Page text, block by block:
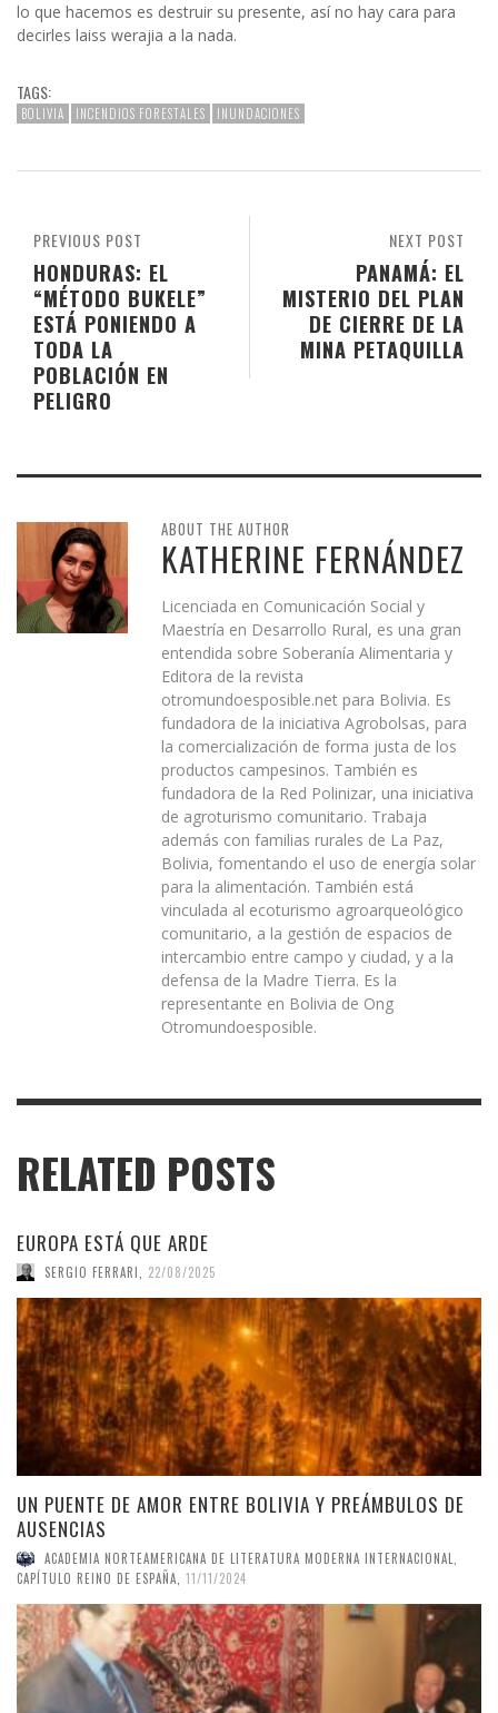
lo que hacemos es destruir su presente, así no hay cara para
decirles laiss werajia a la nada.
TAGS:
BOLIVIA INCENDIOS FORESTALES INUNDACIONES
NEXT POST
PANAMÁ: EL
MISTERIO DEL PLAN
DE CIERRE DE LA
MINA PETAQUILLA
PREVIOUS POST
HONDURAS: EL
“MÉTODO BUKELE”
ESTÁ PONIENDO A
TODA LA
POBLACIÓN EN
PELIGRO
ABOUT THE AUTHOR
KATHERINE FERNÁNDEZ
Licenciada en Comunicación Social y
Maestría en Desarrollo Rural, es una gran
entendida sobre Soberanía Alimentaria y
Editora de la revista
otromundoesposible.net para Bolivia. Es
fundadora de la iniciativa Agrobolsas, para
la comercialización de forma justa de los
productos campesinos. También es
fundadora de la Red Polinizar, una iniciativa
de agroturismo comunitario. Trabaja
además con familias rurales de La Paz,
Bolivia, fomentando el uso de energía solar
para la alimentación. También está
vinculada al ecoturismo agroarqueológico
comunitario, a la gestión de espacios de
intercambio entre campo y ciudad, y a la
defensa de la Madre Tierra. Es la
representante en Bolivia de Ong
Otromundoesposible.
RELATED POSTS
EUROPA ESTÁ QUE ARDE
SERGIO FERRARI, 22/08/2025
UN PUENTE DE AMOR ENTRE BOLIVIA Y PREÁMBULOS DE
AUSENCIAS
ACADEMIA NORTEAMERICANA DE LITERATURA MODERNA INTERNACIONAL,
CAPÍTULO REINO DE ESPAÑA 11/11/2024